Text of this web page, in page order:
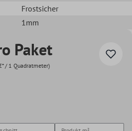
Frostsicher
1mm
Paket
/ 1 Quadratmeter)